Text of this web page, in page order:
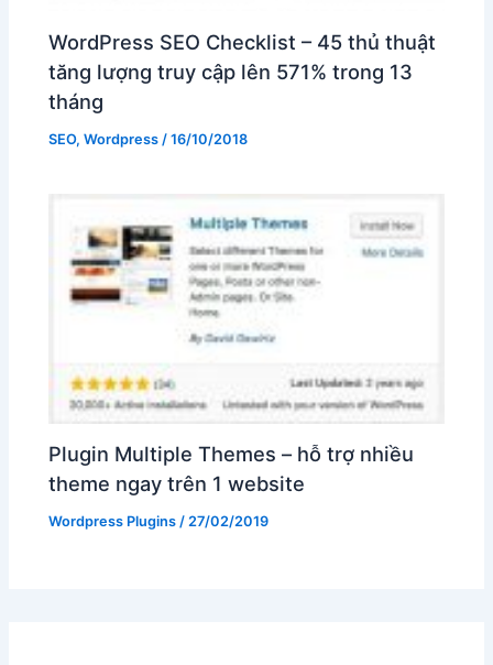
WordPress SEO Checklist – 45 thủ thuật
tăng lượng truy cập lên 571% trong 13
tháng
SEO,Wordpress /16/10/2018
Plugin Multiple Themes – hỗ trợ nhiều
theme ngay trên 1 website
Wordpress Plugins /27/02/2019